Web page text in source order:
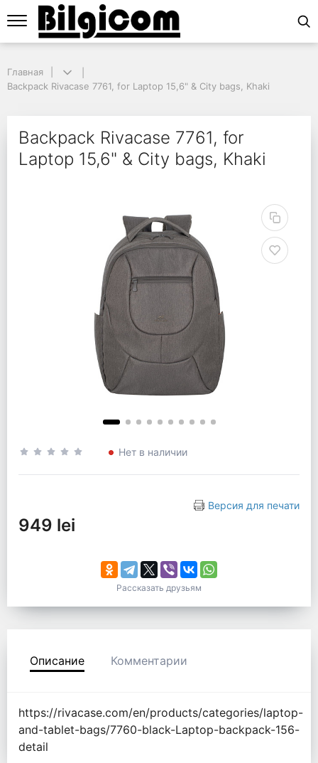
Backpack Rivacase 7761, for Laptop 15,6" & City bags, Khaki
Backpack Rivacase
Главная
Backpack Rivacase 7761, for Laptop 15,6" & City bags, Khaki
Backpack Rivacase 7761, for
Laptop 15,6" & City bags, Khaki
Нет в наличии
Версия для печати
949 lei
Рассказать друзьям
Описание Комментарии
https://rivacase.com/en/products/categories/laptop-
and-tablet-bags/7760-black-Laptop-backpack-156-
detail